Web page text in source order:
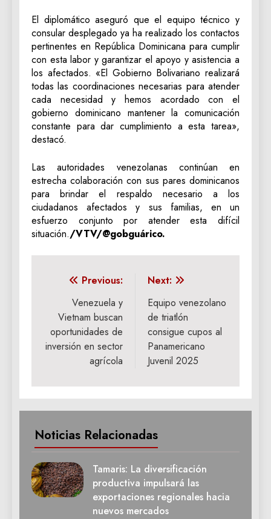
El diplomático aseguró que el equipo técnico y
consular desplegado ya ha realizado los contactos
pertinentes en República Dominicana para cumplir
con esta labor y garantizar el apoyo y asistencia a
los afectados. «El Gobierno Bolivariano realizará
todas las coordinaciones necesarias para atender
cada necesidad y hemos acordado con el
gobierno dominicano mantener la comunicación
constante para dar cumplimiento a esta tarea»,
destacó.
Las autoridades venezolanas continúan en
estrecha colaboración con sus pares dominicanos
para brindar el respaldo necesario a los
ciudadanos afectados y sus familias, en un
esfuerzo conjunto por atender esta difícil
situación./VTV/@gobguárico.
Navegación
entradas
Previous:
Venezuela y
Vietnam buscan
oportunidades de
inversión en sector
agrícola
Next:
Equipo venezolano
de triatlón
consigue cupos al
Panamericano
Juvenil 2025
Noticias Relacionadas
Tamaris: La diversificación
productiva impulsará las
exportaciones regionales hacia
nuevos mercados